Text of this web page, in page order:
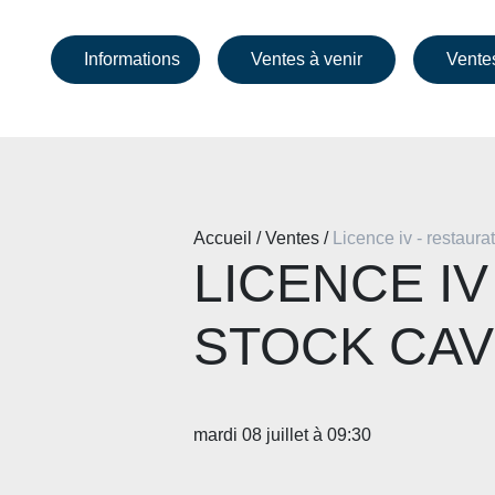
Informations Ventes à venir
Accueil / Ventes / Licence iv -
LICENCE
STOCK
mardi 08 juillet à 09:30